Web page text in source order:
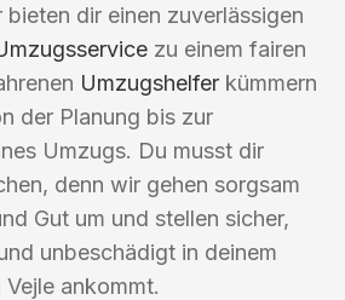
dir einen zuverlässigen
zu einem fairen
Umzugshelfer kümmern
der Planung bis zur
Umzugs. Du musst dir
denn wir gehen sorgsam
Gut um und stellen sicher,
unbeschädigt in deinem
Vejle ankommt.